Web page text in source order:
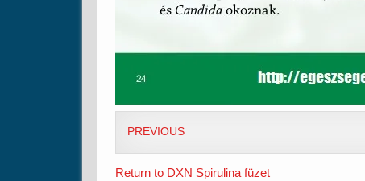
PREVIOUS
Return to DXN Spirulina füzet